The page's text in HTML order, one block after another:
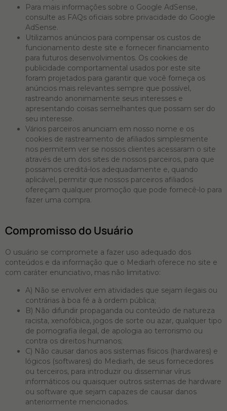
Para mais informações sobre o Google AdSense,
consulte as FAQs oficiais sobre privacidade do Google
AdSense.
Utilizamos anúncios para compensar os custos de
funcionamento deste site e fornecer financiamento
para futuros desenvolvimentos. Os cookies de
publicidade comportamental usados ​​por este site
foram projetados para garantir que você forneça os
anúncios mais relevantes sempre que possível,
rastreando anonimamente seus interesses e
apresentando coisas semelhantes que possam ser do
seu interesse.
Vários parceiros anunciam em nosso nome e os
cookies de rastreamento de afiliados simplesmente
nos permitem ver se nossos clientes acessaram o site
através de um dos sites de nossos parceiros, para que
possamos creditá-los adequadamente e, quando
aplicável, permitir que nossos parceiros afiliados
ofereçam qualquer promoção que pode fornecê-lo para
fazer uma compra.
Compromisso do Usuário
O usuário se compromete a fazer uso adequado dos
conteúdos e da informação que o Mediarh oferece no site e
com caráter enunciativo, mas não limitativo:
A) Não se envolver em atividades que sejam ilegais ou
contrárias à boa fé a à ordem pública;
B) Não difundir propaganda ou conteúdo de natureza
racista, xenofóbica, jogos de sorte ou azar, qualquer tipo
de pornografia ilegal, de apologia ao terrorismo ou
contra os direitos humanos;
C) Não causar danos aos sistemas físicos (hardwares) e
lógicos (softwares) do Mediarh, de seus fornecedores
ou terceiros, para introduzir ou disseminar vírus
informáticos ou quaisquer outros sistemas de hardware
ou software que sejam capazes de causar danos
anteriormente mencionados.